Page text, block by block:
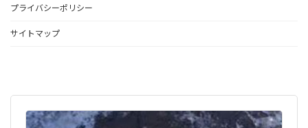
プライバシーポリシー
サイトマップ